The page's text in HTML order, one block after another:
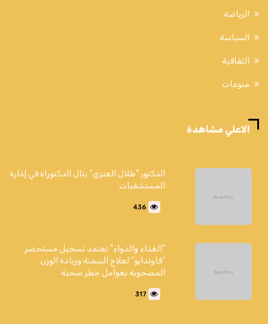
الرياضة
السياسة
الثقافية
منوعات
الاعلي مشاهدة
الدكتور "طلال العنزي" ينال الدكتوراه في إدارة
المستشفيات
436
"الغذاء والدواء" تعتمد تسجيل مستحضر
"فاوندايو" لعلاج السمنة وزيادة الوزن
المصحوبة بعوامل خطر صحية
317